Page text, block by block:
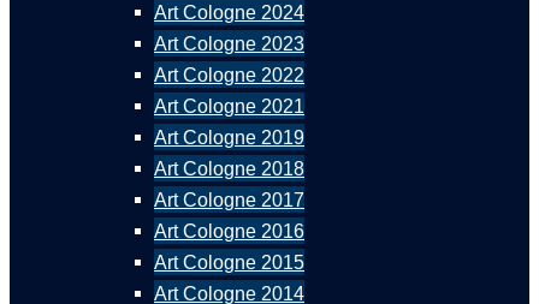
Art Cologne 2024
Art Cologne 2023
Art Cologne 2022
Art Cologne 2021
Art Cologne 2019
Art Cologne 2018
Art Cologne 2017
Art Cologne 2016
Art Cologne 2015
Art Cologne 2014